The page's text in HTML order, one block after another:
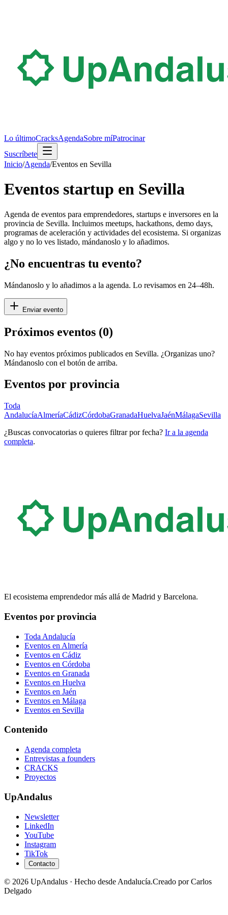
Lo últimoCracksAgendaSobre míPatrocinar
Suscríbete
Inicio/Agenda/Eventos en Sevilla
Eventos startup en Sevilla
Agenda de eventos para emprendedores, startups e inversores en la
provincia de Sevilla. Incluimos meetups, hackathons, demo days,
programas de aceleración y actividades del ecosistema. Si organizas
algo y no lo ves listado, mándanoslo y lo añadimos.
¿No encuentras tu evento?
Mándanoslo y lo añadimos a la agenda. Lo revisamos en 24–48h.
Enviar evento
Próximos eventos (0)
No hay eventos próximos publicados en Sevilla. ¿Organizas uno?
Mándanoslo con el botón de arriba.
Eventos por provincia
Toda
AndalucíaAlmeríaCádizCórdobaGranadaHuelvaJaénMálagaSevilla
¿Buscas convocatorias o quieres filtrar por fecha? Ir a la agenda
completa.
El ecosistema emprendedor más allá de Madrid y Barcelona.
Eventos por provincia
Toda Andalucía
Eventos en Almería
Eventos en Cádiz
Eventos en Córdoba
Eventos en Granada
Eventos en Huelva
Eventos en Jaén
Eventos en Málaga
Eventos en Sevilla
Contenido
Agenda completa
Entrevistas a founders
CRACKS
Proyectos
UpAndalus
Newsletter
LinkedIn
YouTube
Instagram
TikTok
Contacto
© 2026 UpAndalus · Hecho desde Andalucía.Creado por Carlos
Delgado